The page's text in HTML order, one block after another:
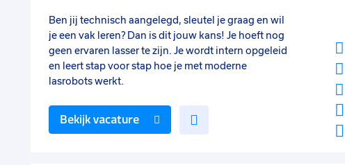
Ben jij technisch aangelegd, sleutel je graag en wil
je een vak leren? Dan is dit jouw kans! Je hoeft nog
geen ervaren lasser te zijn. Je wordt intern opgeleid
en leert stap voor stap hoe je met moderne
lasrobots werkt.
Bekijk vacature